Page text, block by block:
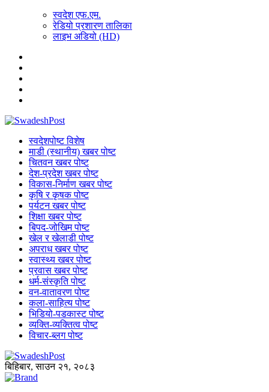
स्वदेश एफ.एम.
रेडियो प्रशारण तालिका
लाइभ अडियो (HD)
स्वदेशपोष्ट विशेष
माडी (स्थानीय) खबर पोष्ट
चितवन खबर पोष्ट
देश-प्रदेश खबर पोष्ट
विकास-निर्माण खबर पोष्ट
कृषि र कृषक पोष्ट
पर्यटन खबर पोष्ट
शिक्षा खबर पोष्ट
बिपद-जोखिम पोष्ट
खेल र खेलाडी पोष्ट
अपराध खबर पोष्ट
स्वास्थ्य खबर पोष्ट
प्रवास खबर पोष्ट
धर्म-संस्कृति पोष्ट
वन-वातावरण पोष्ट
कला-साहित्य पोष्ट
भिडियो-पडकास्ट पोष्ट
व्यक्ति-व्यक्तित्व पोष्ट
विचार-ब्लग पोष्ट
बिहिबार, साउन २१, २०८३